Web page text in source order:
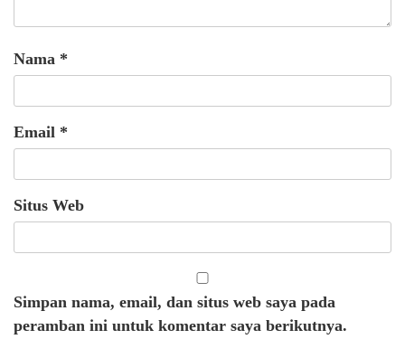
Nama *
Email *
Situs Web
Simpan nama, email, dan situs web saya pada
peramban ini untuk komentar saya berikutnya.